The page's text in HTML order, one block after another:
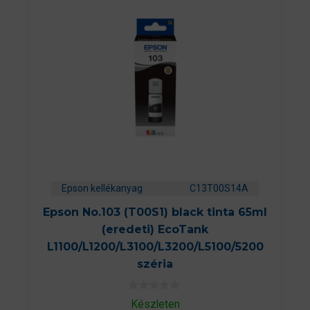
Epson kellékanyag C13T00S14A
Epson No.103 (T00S1) black tinta 65ml
(eredeti) EcoTank
L1100/L1200/L3100/L3200/L5100/5200
széria
0Készleten